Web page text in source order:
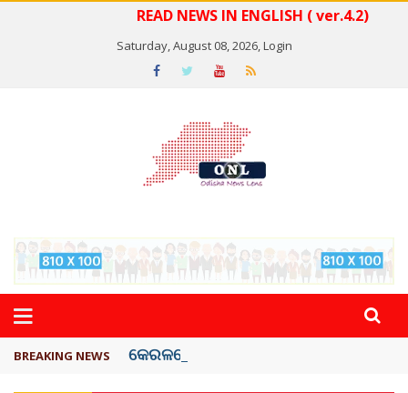
READ NEWS IN ENGLISH ( ver.4.2)
Saturday, August 08, 2026,Login
BREAKING NEWS କେରଳରେ ‘ରାଟ୍ ଫିଭର୍’ ଆତଙ୍କ, ୫୮ ମୃତ